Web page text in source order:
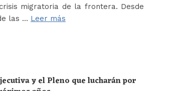
migratoria de la frontera. Desde
las … Leer más
y el Pleno que lucharán por